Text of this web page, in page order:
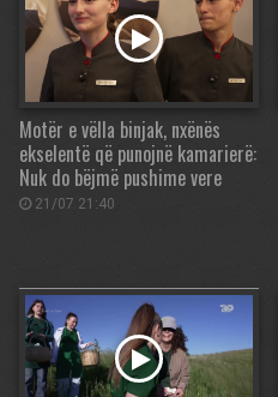
Motër e vëlla binjak, nxënës
ekselentë që punojnë kamarierë:
Nuk do bëjmë pushime vere
21/07 21:40